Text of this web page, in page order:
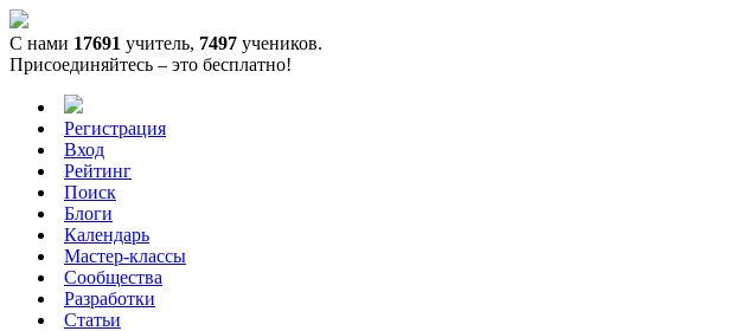
С нами 17691 учитель, 7497 учеников.
Присоединяйтесь – это бесплатно!
Регистрация
Вход
Рейтинг
Поиск
Блоги
Календарь
Мастер-классы
Сообщества
Разработки
Статьи